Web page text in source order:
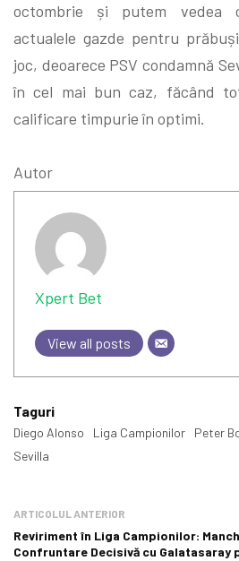
octombrie și putem vedea
actualele gazde pentru
joc, deoarece PSV condamnă
în cel mai bun caz, făcând
calificare timpurie în optimi.
Autor
Xpert Bet
View all posts
Taguri
Diego Alonso Liga Campionilor Peter
Sevilla
ARTICOLUL ANTERIOR
Reviriment în Liga Campionilor:
Confruntare Decisivă cu Galatasaray